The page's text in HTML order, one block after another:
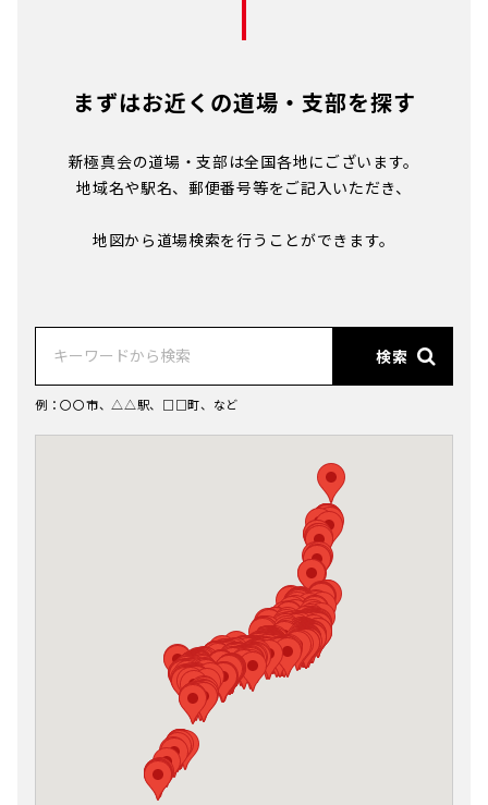
まずはお近くの道場・支部を探す
新極真会の道場・支部は全国各地にございます。
地域名や駅名、郵便番号等をご記入いただき、
地図から道場検索を行うことができます。
検索
例：〇〇市、△△駅、□□町、など